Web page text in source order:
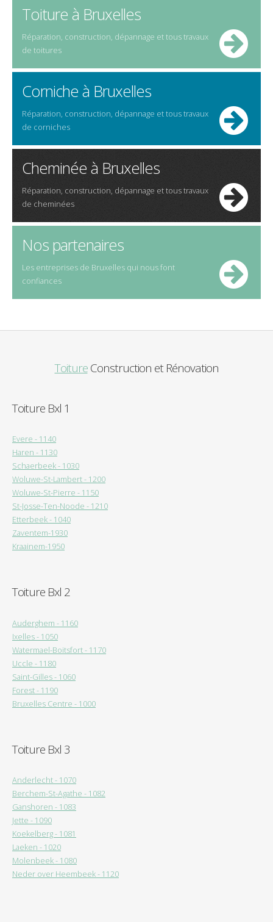
Toiture à Bruxelles
Réparation, construction, dépannage et tous travaux
de toitures
Corniche à Bruxelles
Réparation, construction, dépannage et tous travaux
de corniches
Cheminée à Bruxelles
Réparation, construction, dépannage et tous travaux
de cheminées
Nos partenaires
Les entreprises de Bruxelles qui nous font
confiances
ToitureConstruction et Rénovation
Toiture Bxl 1
Evere - 1140
Haren - 1130
Schaerbeek - 1030
Woluwe-St-Lambert - 1200
Woluwe-St-Pierre - 1150
St-Josse-Ten-Noode - 1210
Etterbeek - 1040
Zaventem-1930
Kraainem-1950
Toiture Bxl 2
Auderghem - 1160
Ixelles - 1050
Watermael-Boitsfort - 1170
Uccle - 1180
Saint-Gilles - 1060
Forest - 1190
Bruxelles Centre - 1000
Toiture Bxl 3
Anderlecht - 1070
Berchem-St-Agathe - 1082
Ganshoren - 1083
Jette - 1090
Koekelberg - 1081
Laeken - 1020
Molenbeek - 1080
Neder over Heembeek - 1120